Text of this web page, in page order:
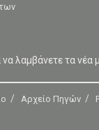
να λαμβάνετε τα
Αρχείο Πηγών